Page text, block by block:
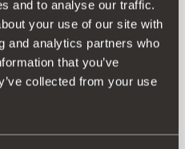
and to analyse our traffic.
your use of our site with
and analytics partners who
that you’ve
collected from your use